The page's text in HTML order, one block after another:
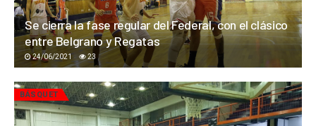
Se cierra la fase regular del Federal, con el clásico
entre Belgrano y Regatas
24/06/2021 23
BÁSQUET